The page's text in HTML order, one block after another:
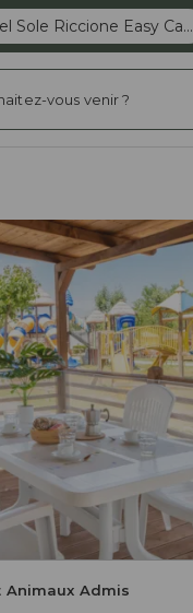
Sole Riccione Easy Ca...
vous venir ?
Admis